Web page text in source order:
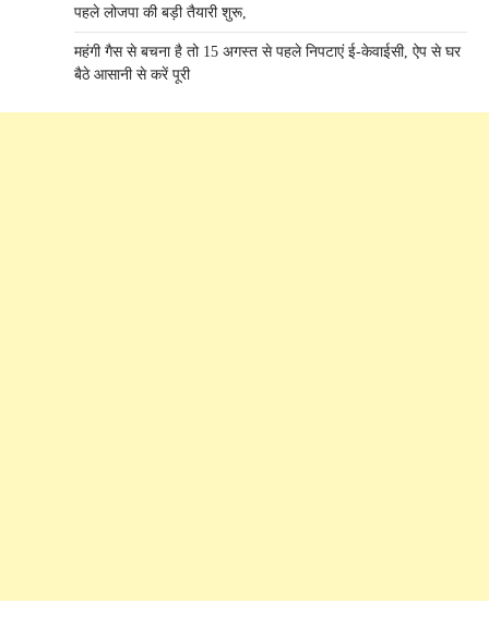
पहले लोजपा की बड़ी तैयारी शुरू,
महंगी गैस से बचना है तो 15 अगस्त से पहले निपटाएं ई-केवाईसी, ऐप से घर
बैठे आसानी से करें पूरी